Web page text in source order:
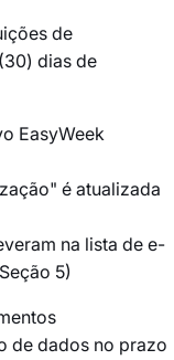
de
dias de
EasyWeek
é atualizada
na lista de e-
5)
de dados no prazo